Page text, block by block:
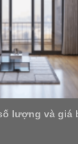
lượng và giá